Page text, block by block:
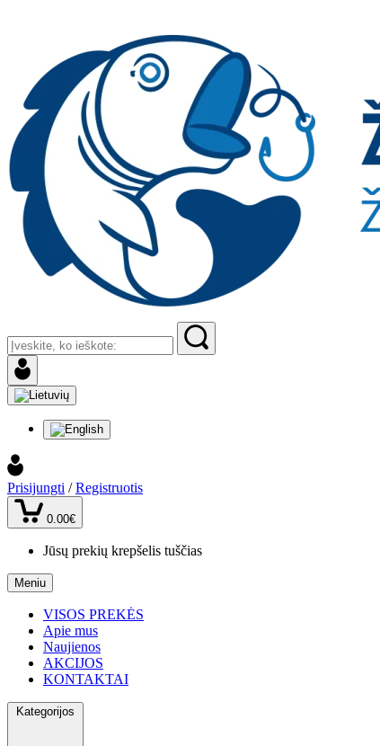
Prisijungti / Registruotis
0.00€
Jūsų prekių krepšelis tuščias
Meniu
VISOS PREKĖS
Apie mus
Naujienos
AKCIJOS
KONTAKTAI
Kategorijos